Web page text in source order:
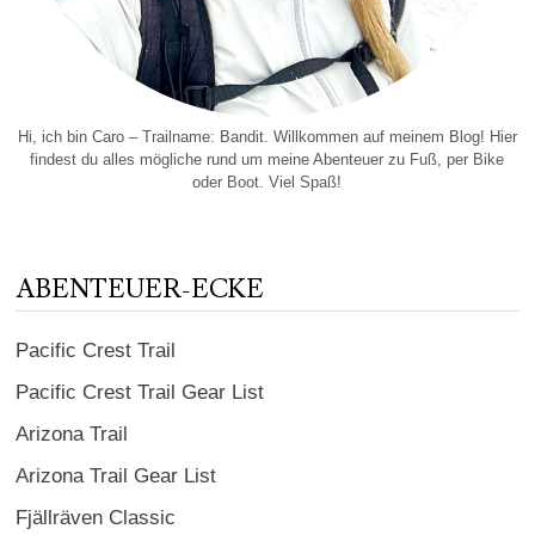
Hi, ich bin Caro – Trailname: Bandit. Willkommen auf meinem Blog! Hier
findest du alles mögliche rund um meine Abenteuer zu Fuß, per Bike
oder Boot. Viel Spaß!
ABENTEUER-ECKE
Pacific Crest Trail
Pacific Crest Trail Gear List
Arizona Trail
Arizona Trail Gear List
Fjällräven Classic